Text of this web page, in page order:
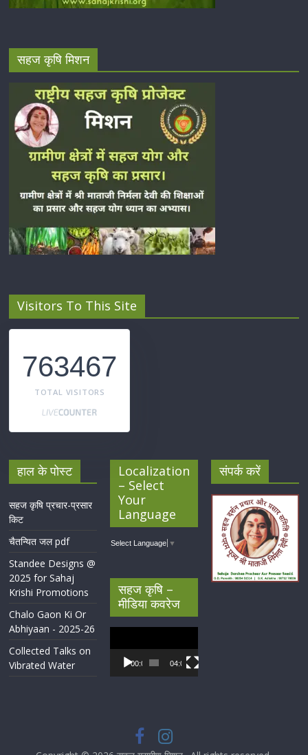
सहज कृषि मिशन
Visitors To This Site
763467
TOTAL VISITORS
हाल के पोस्ट
सहज कृषि प्रचार-प्रसार
किट
चैतन्यित जल pdf
Standee Designs @
2025 for Sahaj
Krishi Promotions
Chalo Gaon Ki Or
Abhiyaan - 2025-26
Collected Talks on
Vibrated Water
Localization
– Select
Your
Language
Select Language ▼
सहज कृषि –
मीडिया कवरेज
Player
00:00 04:07
संपर्क करें